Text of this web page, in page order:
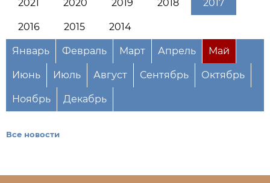
2021 2020 2019 2018 2017
2016 2015 2014
Январь Февраль Март Апрель Май
Июнь Июль Август Сентябрь Октябрь
Ноябрь Декабрь
Все новости